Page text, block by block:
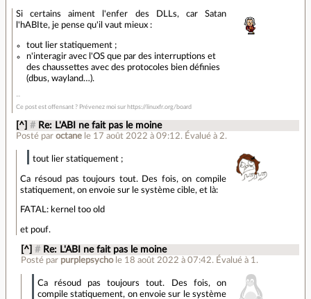
Si certains aiment l'enfer des DLLs, car Satan
l'hABIte, je pense qu'il vaut mieux :
tout lier statiquement ;
n'interagir avec l'OS que par des interruptions et
des chaussettes avec des protocoles bien définies
(dbus, wayland…).
Ce post est offensant ? Prévenez moi sur https://linuxfr.org/board
[^] # Re: L'ABI ne fait pas le moine
Posté paroctane le 17 août 2022 à 09:12. Évalué à 2.
tout lier statiquement ;
Ca résoud pas toujours tout. Des fois, on compile
statiquement, on envoie sur le système cible, et là:
FATAL: kernel too old
et pouf.
[^] # Re: L'ABI ne fait pas le moine
Posté par purplepsycho le 18 août 2022 à 07:42. Évalué à 1 .
Ca résoud pas toujours tout. Des fois, on
compile statiquement, on envoie sur le système